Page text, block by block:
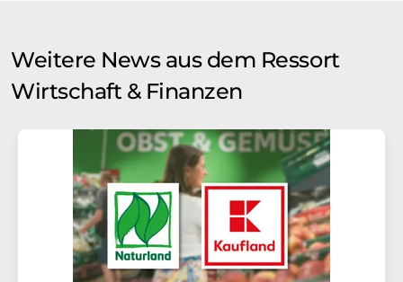
Weitere News aus dem Ressort
Wirtschaft & Finanzen